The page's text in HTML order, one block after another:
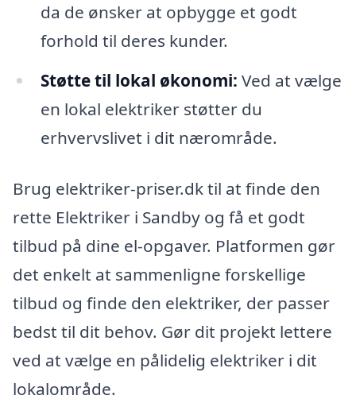
da de ønsker at opbygge et godt
forhold til deres kunder.
Støtte til lokal økonomi: Ved at vælge
en lokal elektriker støtter du
erhvervslivet i dit nærområde.
Brug elektriker-priser.dk til at finde den
rette Elektriker i Sandby og få et godt
tilbud på dine el-opgaver. Platformen gør
det enkelt at sammenligne forskellige
tilbud og finde den elektriker, der passer
bedst til dit behov. Gør dit projekt lettere
ved at vælge en pålidelig elektriker i dit
lokalområde.